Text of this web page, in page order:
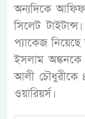
অন্যদিকে
সিলেট
প্যাকেজ
ইসলাম
আলী চৌধুরীকে
ওয়ারিয়র্স।